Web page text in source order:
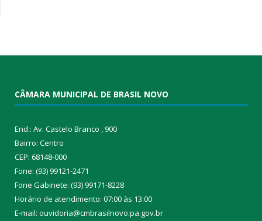
CÂMARA MUNICIPAL DE BRASIL NOVO
End.: Av. Castelo Branco , 900
Bairro: Centro
CEP: 68148-000
Fone: (93) 99121-2471
Fone Gabinete: (93) 99171-8228
Horário de atendimento: 07:00 às 13:00
E-mail: ouvidoria@cmbrasilnovo.pa.gov.br